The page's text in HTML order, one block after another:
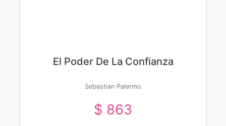
El Poder De La Confianza
Sebastian Palermo
$ 863